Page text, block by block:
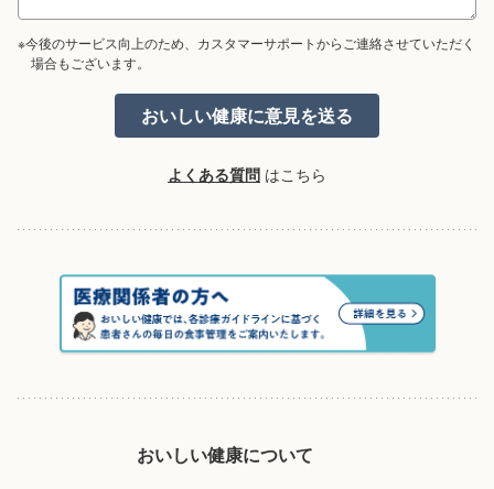
※今後のサービス向上のため、カスタマーサポートからご連絡させていただく
場合もございます。
よくある質問 はこちら
おいしい健康について